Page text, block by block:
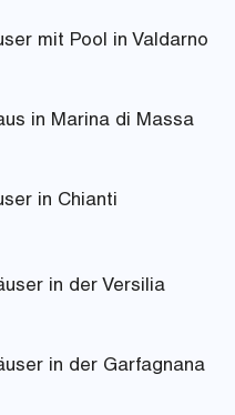
mit Pool in Valdarno
in Marina di Massa
in Chianti
in der Versilia
in der Garfagnana